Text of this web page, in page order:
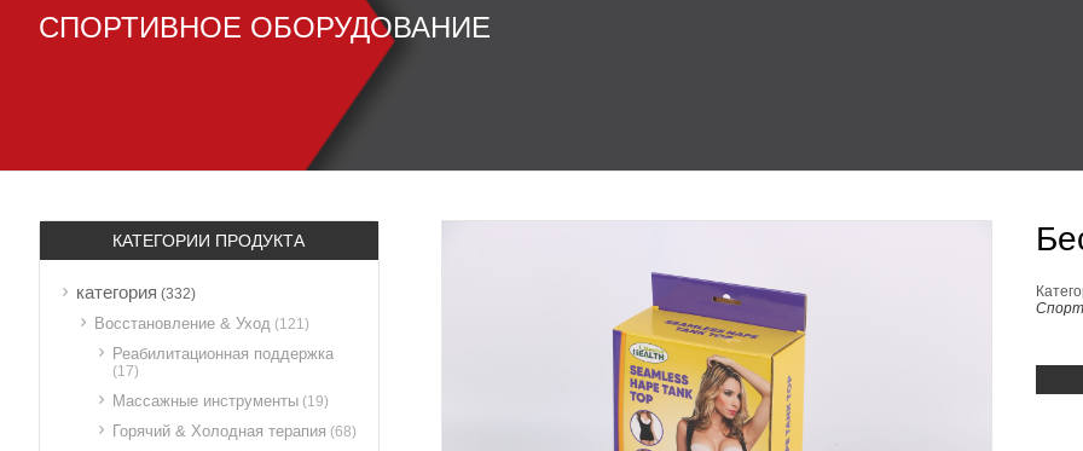
СПОРТИВНОЕ ОБОРУДОВАНИЕ
КАТЕГОРИИ ПРОДУКТА
категория (332)
Восстановление & Уход (121)
Реабилитационная поддержка
(17)
Массажные инструменты (19)
Горячий & Холодная терапия (68)